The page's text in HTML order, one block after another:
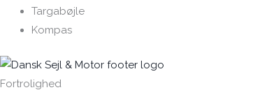
Targabøjle
Kompas
Fortrolighed